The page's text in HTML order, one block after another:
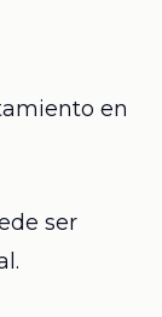
en
ser